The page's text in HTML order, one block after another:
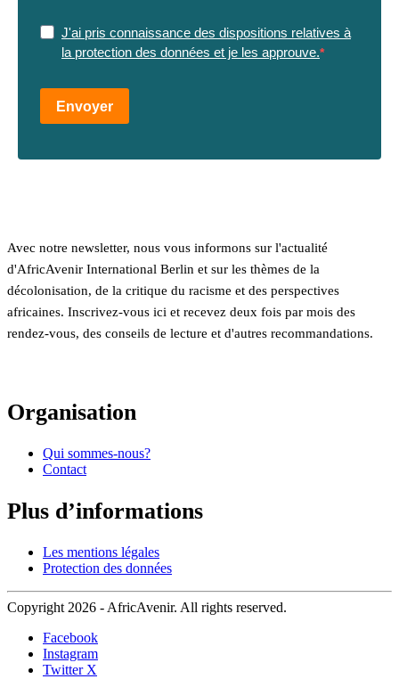
J'ai pris connaissance des dispositions relatives à
la protection des données et je les approuve.
Envoyer
Avec notre newsletter, nous vous informons sur l'actualité
d'AfricAvenir International Berlin et sur les thèmes de la
décolonisation, de la critique du racisme et des perspectives
africaines. Inscrivez-vous ici et recevez deux fois par mois des
rendez-vous, des conseils de lecture et d'autres recommandations.
Organisation
Qui sommes-nous?
Contact
Plus d’informations
Les mentions légales
Protection des données
Copyright 2026 - AfricAvenir. All rights reserved.
Facebook
Instagram
Twitter X